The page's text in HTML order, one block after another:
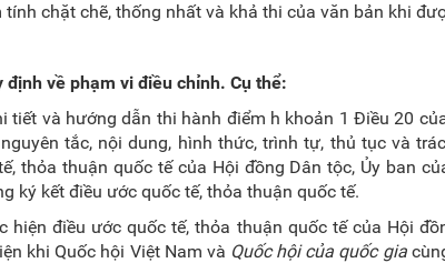
chặt chẽ, thống nhất và khả thi của văn bản khi
về phạm vi điều chỉnh. Cụ thể:
tiết và hướng dẫn thi hành điểm h khoản 1 Điều 20
tắc, nội dung, hình thức, trình tự, thủ tục và
thỏa thuận quốc tế của Hội đồng Dân tộc, Ủy ban
ký kết điều ước quốc tế, thỏa thuận quốc tế.
hiện điều ước quốc tế, thỏa thuận quốc tế của Hội
khi Quốc hội Việt Nam và Quốc hội của quốc gia